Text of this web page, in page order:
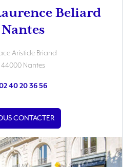
Beliard
Nantes
Aristide Briand
44000 Nantes
40 20 36 56
CONTACTER